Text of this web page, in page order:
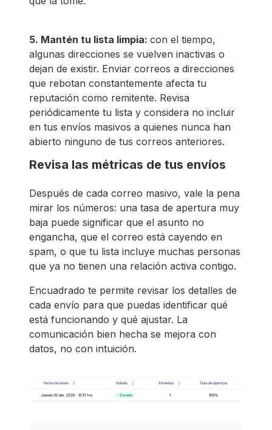
5. Mantén tu lista limpia: con el tiempo,
algunas direcciones se vuelven inactivas o
dejan de existir. Enviar correos a direcciones
que rebotan constantemente afecta tu
reputación como remitente. Revisa
periódicamente tu lista y considera no incluir
en tus envíos masivos a quienes nunca han
abierto ninguno de tus correos anteriores.
Revisa las métricas de tus envíos
Después de cada correo masivo, vale la pena
mirar los números: una tasa de apertura muy
baja puede significar que el asunto no
engancha, que el correo está cayendo en
spam, o que tu lista incluye muchas personas
que ya no tienen una relación activa contigo.
Encuadrado te permite revisar los detalles de
cada envío para que puedas identificar qué
está funcionando y qué ajustar. La
comunicación bien hecha se mejora con
datos, no con intuición.